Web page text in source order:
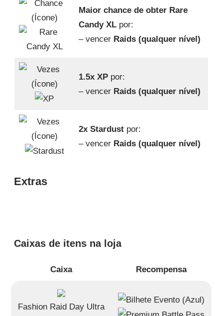
Maior chance de obter Rare
Candy XL por:
– vencer Raids (qualquer nível)
1.5x XP por:
– vencer Raids (qualquer nível)
2x Stardust por:
– vencer Raids (qualquer nível)
Extras
Caixas de itens na loja
Caixa Recompensa
Fashion Raid Day Ultra